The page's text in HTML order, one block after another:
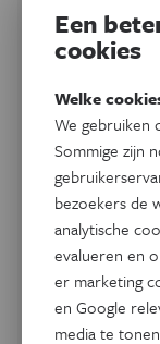
De
Al sinds de
verzamelden,
wat we hier
Waar komt
vandaag nog
themanummer
Een
cookies
Welke
We gebruiken
Sommige zijn
bezoekers de
analytische
evalueren en
er marketing
en Google
media te